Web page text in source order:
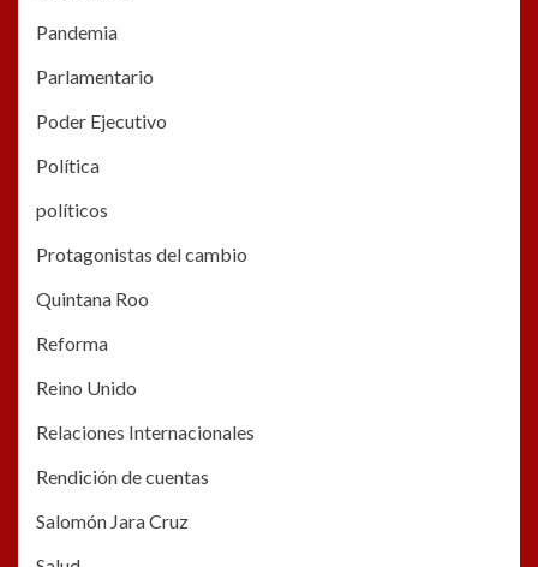
Pandemia
Parlamentario
Poder Ejecutivo
Política
políticos
Protagonistas del cambio
Quintana Roo
Reforma
Reino Unido
Relaciones Internacionales
Rendición de cuentas
Salomón Jara Cruz